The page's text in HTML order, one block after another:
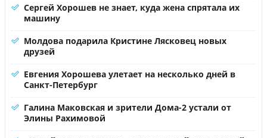
Сергей Хорошев не знает, куда жена спрятала их
машину
Молдова подарила Кристине Лясковец новых
друзей
Евгения Хорошева улетает на несколько дней в
Санкт-Петербург
Галина Маковская и зрители Дома-2 устали от
Элины Рахимовой